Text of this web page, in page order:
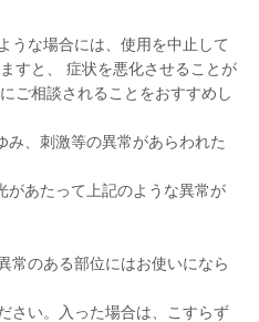
うな場合には、使用を中止して
すと、 症状を悪化させることが
ご相談されることをおすすめし
み、刺激等の異常があらわれた
があたって上記のような異常が
常のある部位にはお使いになら
さい。入った場合は、こすらず